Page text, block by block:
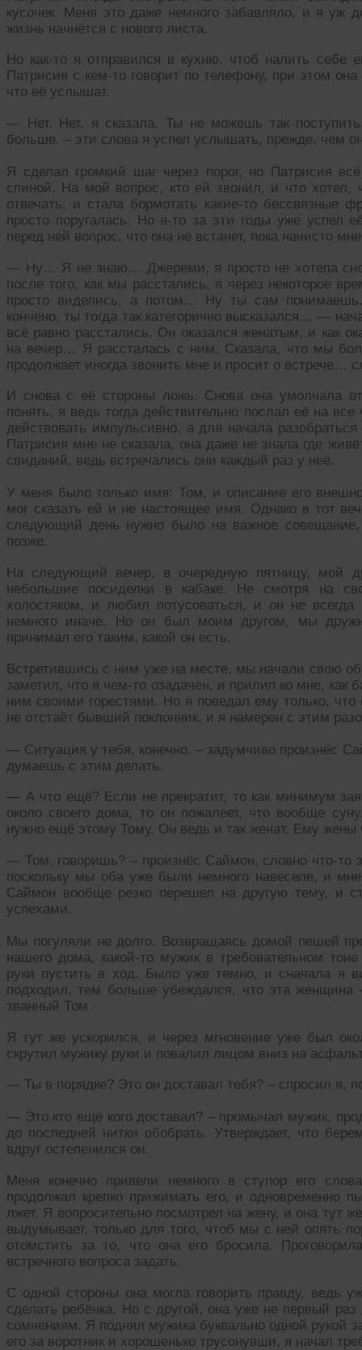
кусочек. Меня это даже немного забавляло, и я уж
жизнь начнётся с нового листа.
Но как-то я отправился в кухню, чтоб налить
Патрисия с кем-то говорит по телефону, при этом
что её услышат.
— Нет. Нет, я сказала. Ты не можешь так
больше. – эти слова я успел услышать, прежде, чем
Я сделал громкий шаг через порог, но Патрисия
спиной. На мой вопрос, кто ей звонил, и что хотел,
отвечать, и стала бормотать какие-то бессвязные
просто поругалась. Но я-то за эти годы уже успел
перед ней вопрос, что она не встанет, пока начисто
— Ну… Я не знаю… Джереми, я просто не хотела
после того, как мы расстались, я через некоторое
просто виделись, а потом… Ну ты сам
кончено, ты тогда так категорично высказался… —
всё равно расстались. Он оказался женатым, и как
на вечер… Я рассталась с ним. Сказала, что мы
продолжает иногда звонить мне и просит о встрече…
И снова с её стороны ложь. Снова она умолчала
понять, я ведь тогда действительно послал её на
действовать импульсивно, а для начала
Патрисия мне не сказала, она даже не знала где
свиданий, ведь встречались они каждый раз у неё.
У меня было только имя: Том, и описание его
мог сказать ей и не настоящее имя. Однако в тот
следующий день нужно было на важное
позже.
На следующий вечер, в очередную пятницу, мой
небольшие посиделки в кабаке. Не смотря на
холостяком, и любил потусоваться, и он не
немного иначе. Но он был моим другом, мы
принимал его таким, какой он есть.
Встретившись с ним уже на месте, мы начали свою
заметил, что я чем-то озадачен, и прилип ко мне, как
ним своими горестями. Но я поведал ему только,
не отстаёт бывший поклонник, и я намерен с этим
— Ситуация у тебя, конечно. – задумчиво произнёс
думаешь с этим делать.
— А что ещё? Если не прекратит, то как минимум
около своего дома, то он пожалеет, что вообще
нужно ещё этому Тому. Он ведь и так женат. Ему
— Том, говоришь? – произнёс Саймон, словно что-то
поскольку мы оба уже были немного навеселе, и
Саймон вообще резко перешел на другую тему, и
успехами.
Мы погуляли не долго. Возвращаясь домой пешей
нашего дома, какой-то мужик в требовательном
руки пустить в ход. Было уже темно, и сначала я
подходил, тем больше убеждался, что эта
званный Том.
Я тут же ускорился, и через мгновение уже был
скрутил мужику руки и повалил лицом вниз на
— Ты в порядке? Это он доставал тебя? – спросил я,
— Это кто ещё кого доставал? – промычал мужик,
до последней нитки обобрать. Утверждает, что
вдруг остепенился он.
Меня конечно привели немного в ступор его
продолжал крепко прижимать его, и одновременно
лжет. Я вопросительно посмотрел на жену, и она тут
выдумывает, только для того, чтоб мы с ней опять
отомстить за то, что она его бросила.
встречного вопроса задать.
С одной стороны она могла говорить правду, ведь
сделать ребёнка. Но с другой, она уже не первый
сомнениям. Я поднял мужика буквально одной рукой
его за воротник и хорошенько трусонувши, я начал